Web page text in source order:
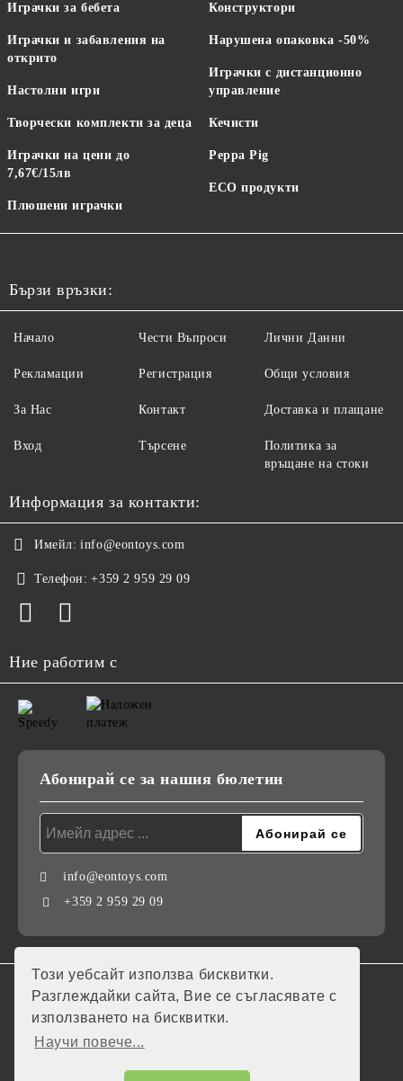
Този уебсайт използва бисквитки.
Разглеждайки сайта, Вие се съгласявате с
използването на бисквитки.
Научи повече...
Играчки за бебета
Играчки и забавления на
открито
Настолни игри
Творчески комплекти за деца
Играчки на цени до
7,67€/15лв
Плюшени играчки
Конструктори
Нарушена опаковка -50%
Играчки с дистанционно
управление
Кечисти
Peppa Pig
ECO продукти
Бързи връзки:
Начало
Рекламации
За Нас
Вход
Чести Въпроси
Регистрация
Контакт
Търсене
Лични Данни
Общи условия
Доставка и плащане
Политика за
връщане на стоки
Информация за контакти:
Имейл: info@eontoys.com
Телефон: +359 2 959 29 09
Ние работим с
Абонирай се за нашия бюлетин
info@eontoys.com
+359 2 959 29 09
GDPR
Нашият онлайн магазин е 100% съобразен с GDPR.